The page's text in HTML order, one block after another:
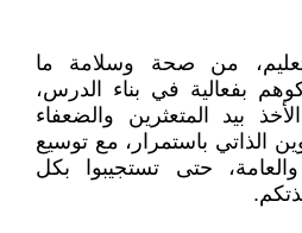
من صحة وسلامة ما
بفعالية في بناء الدرس،
بيد المتعثرين والضعفاء
الذاتي باستمرار، مع توسيع
حتى تستجيبوا بكل